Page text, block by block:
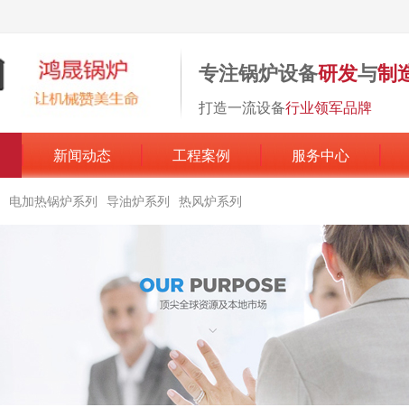
专注锅炉设备研发与制
打造一流设备行业领军品牌
新闻动态 工程案例 服务中心
电加热锅炉系列 导油炉系列 热风炉系列